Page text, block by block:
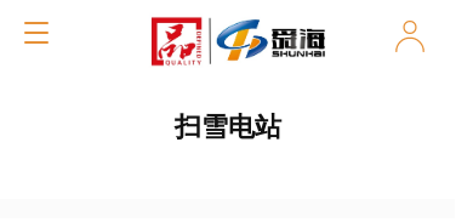
T
扫雪电站